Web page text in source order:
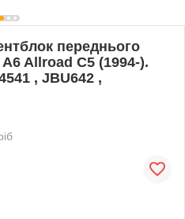
переднього
Allroad C5 (1994-).
, JBU642 ,